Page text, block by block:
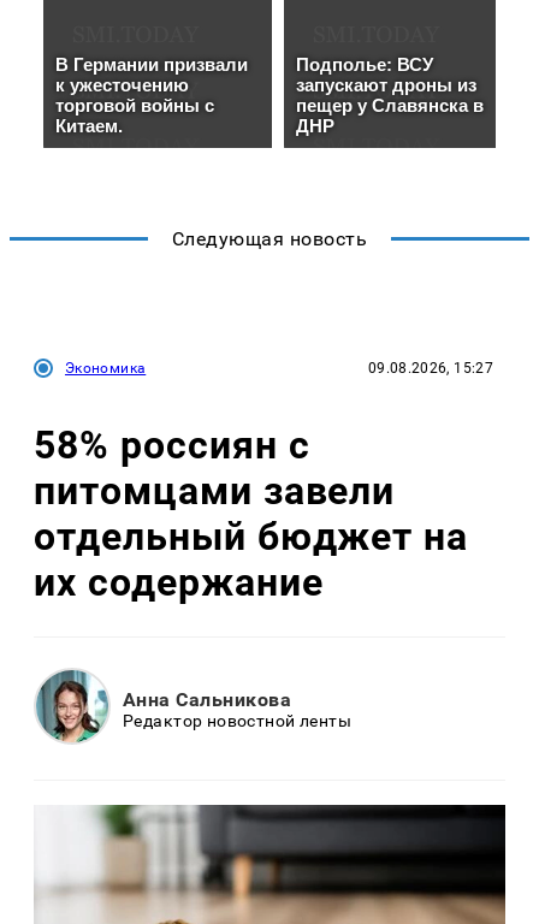
Следующая новость
Экономика 09.08.2026, 15:27
58% россиян с
питомцами завели
отдельный бюджет на
их содержание
Анна Сальникова
Редактор новостной ленты